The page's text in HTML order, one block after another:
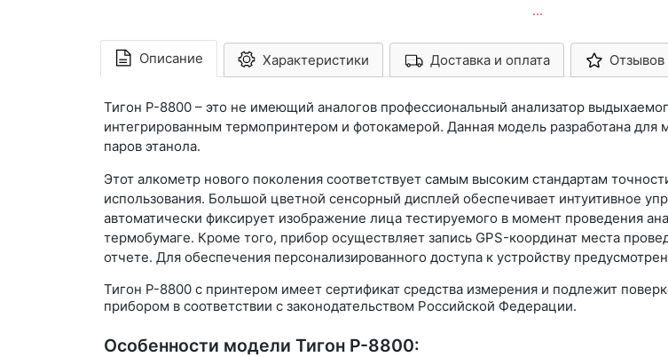
...
Описание Характеристики Арконт-Мед Доставка и оплата Отзывов
Тигон P-8800 – это не имеющий аналогов профессиональный анализатор
интегрированным термопринтером и фотокамерой. Данная модель разработана
паров этанола.
Этот алкометр нового поколения соответствует самым высоким стандартам
использования. Большой цветной сенсорный дисплей обеспечивает интуитивное
автоматически фиксирует изображение лица тестируемого в момент проведения
термобумаге. Кроме того, прибор осуществляет запись GPS-координат места
отчете. Для обеспечения персонализированного доступа к устройству
Тигон Р-8800 с принтером имеет сертификат средства измерения и подлежит
прибором в соответствии с законодательством Российской Федерации.
Особенности модели Тигон Р-8800: